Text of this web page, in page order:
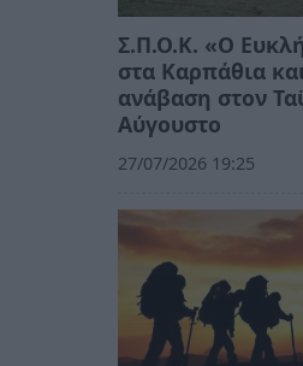
Σ.Π.Ο.Κ. «Ο
στα Καρπάθια και
ανάβαση στον
Αύγουστο
27/07/2026 19:25